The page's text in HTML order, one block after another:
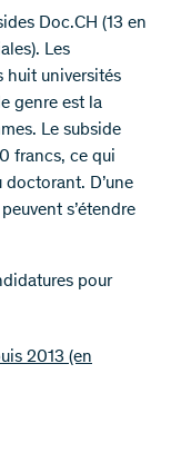
Doc.CH (13 en
Les
huit universités
genre est la
Le subside
francs, ce qui
D’une
s’étendre
pour
2013 (en